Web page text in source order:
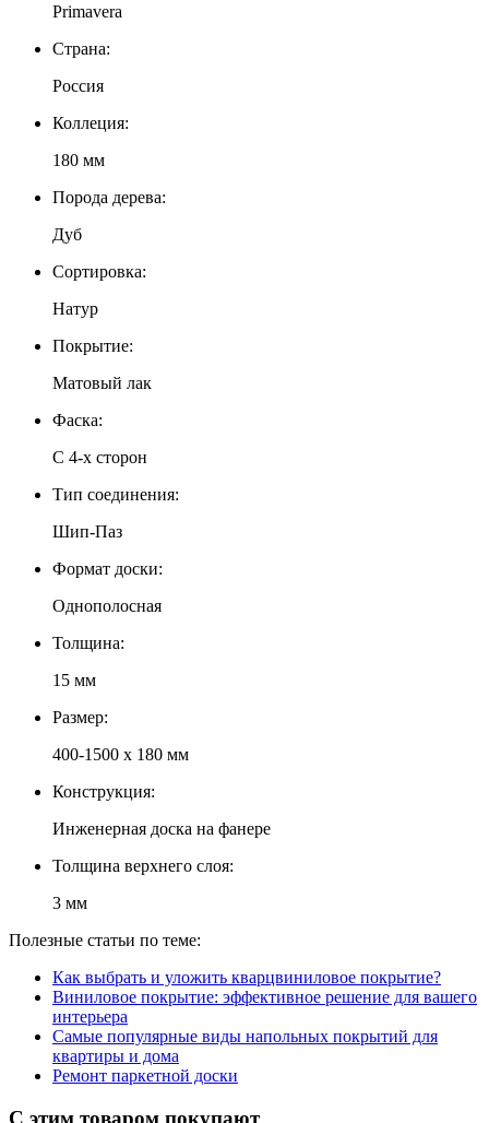
Primavera
Страна:
Россия
Коллеция:
180 мм
Порода дерева:
Дуб
Сортировка:
Натур
Покрытие:
Матовый лак
Фаска:
С 4-x сторон
Тип соединения:
Шип-Паз
Формат доски:
Однополосная
Толщина:
15 мм
Размер:
400-1500 х 180 мм
Конструкция:
Инженерная доска на фанере
Толщина верхнего слоя:
3 мм
Полезные статьи по теме:
Как выбрать и уложить кварцвиниловое покрытие?
Виниловое покрытие: эффективное решение для вашего
интерьера
Самые популярные виды напольных покрытий для
квартиры и дома
Ремонт паркетной доски
С этим товаром покупают